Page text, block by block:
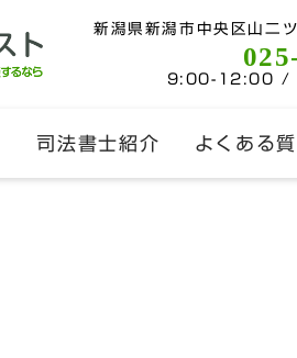
新潟県新潟市中央区山二
9:00-12:00 /
司法書士紹介 よくある